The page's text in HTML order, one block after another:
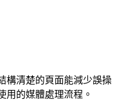
構清楚的頁面能減少誤操
用的媒體處理流程。